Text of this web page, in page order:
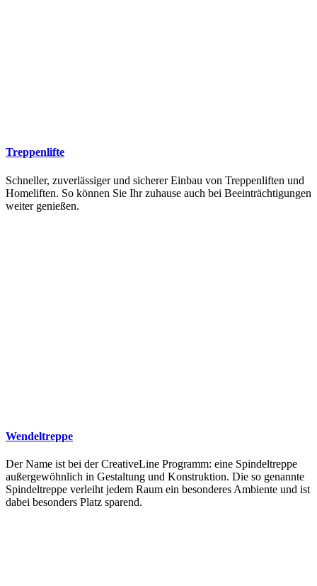
Treppenlifte
Schneller, zuverlässiger und sicherer Einbau von Treppenliften und
Homeliften. So können Sie Ihr zuhause auch bei Beeinträchtigungen
weiter genießen.
Wendeltreppe
Der Name ist bei der CreativeLine Programm: eine Spindeltreppe
außergewöhnlich in Gestaltung und Konstruktion. Die so genannte
Spindeltreppe verleiht jedem Raum ein besonderes Ambiente und ist
dabei besonders Platz sparend.